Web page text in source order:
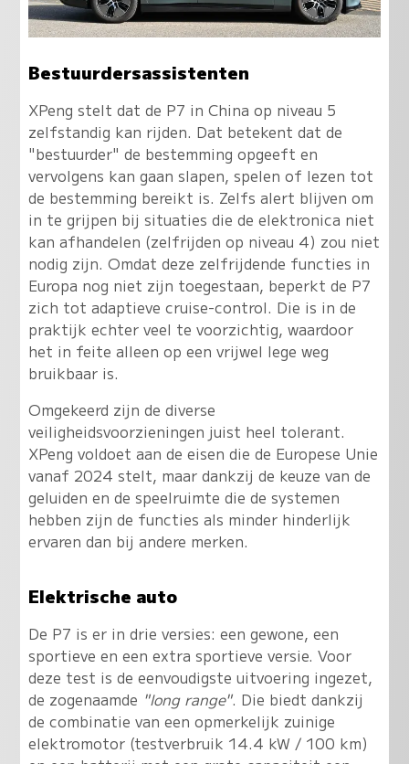
Bestuurdersassistenten
XPeng stelt dat de P7 in China op niveau 5
zelfstandig kan rijden. Dat betekent dat de
"bestuurder" de bestemming opgeeft en
vervolgens kan gaan slapen, spelen of lezen tot
de bestemming bereikt is. Zelfs alert blijven om
in te grijpen bij situaties die de elektronica niet
kan afhandelen (zelfrijden op niveau 4) zou niet
nodig zijn. Omdat deze zelfrijdende functies in
Europa nog niet zijn toegestaan, beperkt de P7
zich tot adaptieve cruise-control. Die is in de
praktijk echter veel te voorzichtig, waardoor
het in feite alleen op een vrijwel lege weg
bruikbaar is.
Omgekeerd zijn de diverse
veiligheidsvoorzieningen juist heel tolerant.
XPeng voldoet aan de eisen die de Europese Unie
vanaf 2024 stelt, maar dankzij de keuze van de
geluiden en de speelruimte die de systemen
hebben zijn de functies als minder hinderlijk
ervaren dan bij andere merken.
Elektrische auto
De P7 is er in drie versies: een gewone, een
sportieve en een extra sportieve versie. Voor
deze test is de eenvoudigste uitvoering ingezet,
de zogenaamde "long range". Die biedt dankzij
de combinatie van een opmerkelijk zuinige
elektromotor (testverbruik 14.4 kW / 100 km)